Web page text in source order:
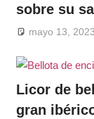
sobre su
mayo 13, 2023
Licor de
gran